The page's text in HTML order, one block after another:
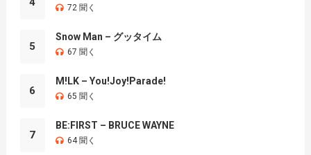
72 聞く
5
Snow Man – グッタイム
67 聞く
6
M!LK – You!Joy!Parade!
65 聞く
7
BE:FIRST – BRUCE WAYNE
64 聞く